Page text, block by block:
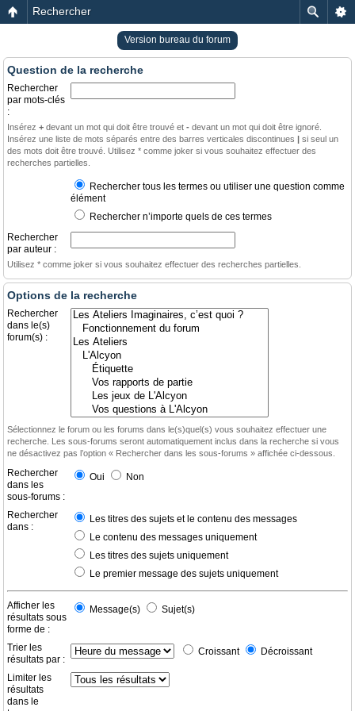
Rechercher
Version bureau du forum
Question de la recherche
Rechercher
par mots-clés
:
Insérez + devant un mot qui doit être trouvé et - devant un mot qui doit être ignoré.
Insérez une liste de mots séparés entre des barres verticales discontinues | si seul un
des mots doit être trouvé. Utilisez * comme joker si vous souhaitez effectuer des
recherches partielles.
Rechercher tous les termes ou utiliser une question comme
élément
Rechercher n’importe quels de ces termes
Rechercher
par auteur :
Utilisez * comme joker si vous souhaitez effectuer des recherches partielles.
Options de la recherche
Rechercher
dans le(s)
forum(s) :
Sélectionnez le forum ou les forums dans le(s)quel(s) vous souhaitez effectuer une
recherche. Les sous-forums seront automatiquement inclus dans la recherche si vous
ne désactivez pas l’option « Rechercher dans les sous-forums » affichée ci-dessous.
Rechercher
dans les
sous-forums :
Oui Non
Rechercher
dans :
Les titres des sujets et le contenu des messages
Le contenu des messages uniquement
Les titres des sujets uniquement
Le premier message des sujets uniquement
Afficher les
résultats sous
forme de :
Message(s) Sujet(s)
Trier les
résultats par :
Croissant Décroissant
Limiter les
résultats
dans le